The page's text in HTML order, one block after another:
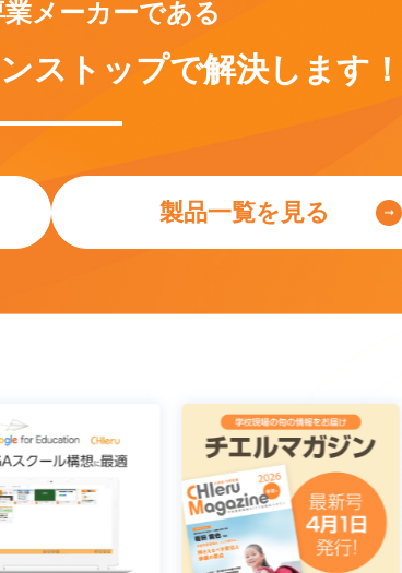
メーカーである
ストップで解決します！
製品一覧を見る